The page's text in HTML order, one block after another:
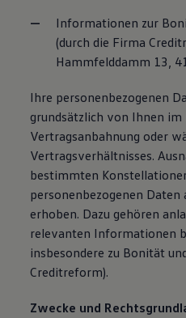
Informationen zur
(durch die Firma
Hammfelddamm 13,
Ihre personenbezogenen
grundsätzlich von Ihnen im
Vertragsanbahnung oder
Vertragsverhältnisses.
bestimmten
personenbezogenen Daten
erhoben. Dazu gehören
relevanten Informationen
insbesondere zu Bonität
Creditreform).
Zwecke und